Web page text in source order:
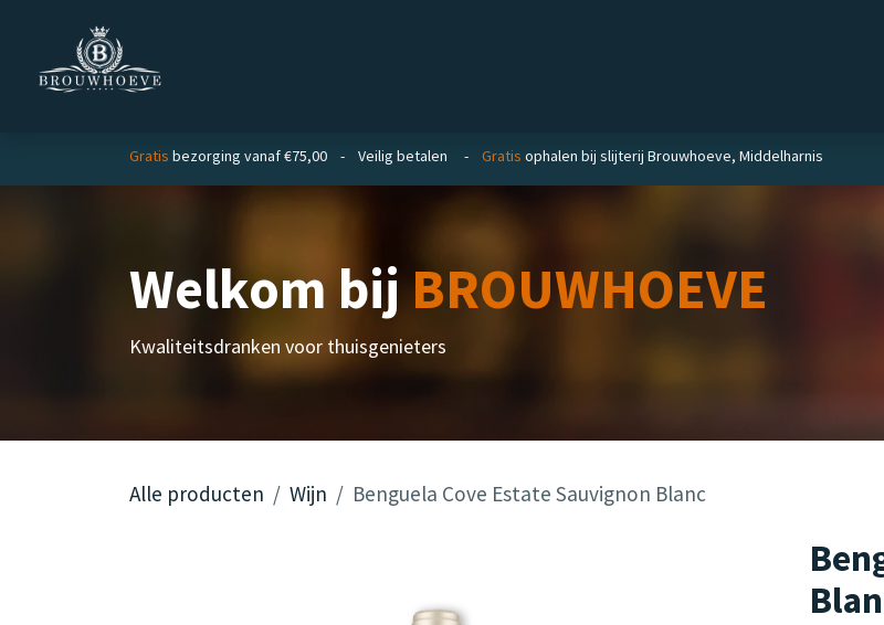
Gratis bezorging vanaf €75,00 - Veilig betalen - Gratis ophalen bij slijterij Brouwhoeve, Middelharnis
Welkom bijBROUWHOEVE
Kwaliteitsdranken voor thuisgenieters
Alle producten Wijn Benguela Cove Estate Sauvignon Blanc